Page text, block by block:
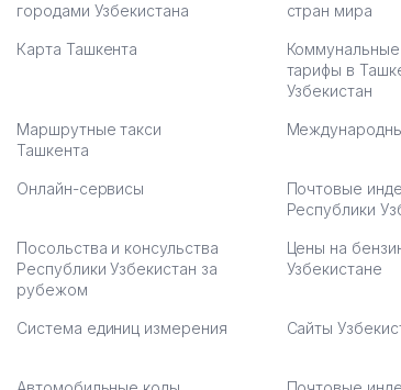
городами Узбекистана
стран мира
Карта Ташкента
тарифы в
Узбекистан
Маршрутные такси
Ташкента
Онлайн-сервисы
Почтовые
Республики
Посольства и консульства
Республики Узбекистан за
рубежом
Цены на
Узбекистане
Система единиц измерения Сайты